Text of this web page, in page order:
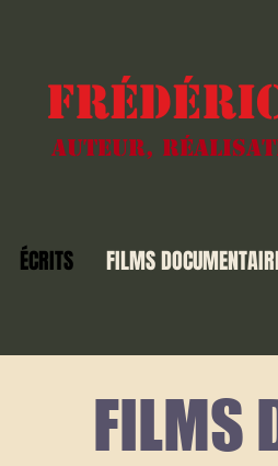
Frédéric
Auteur,
ÉCRITS FILMS
FILMS